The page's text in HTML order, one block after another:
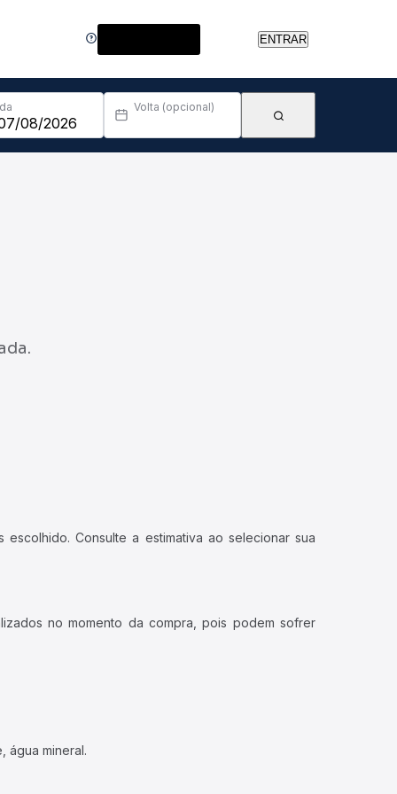
ENTRAR
Volta (opcional)
Consulte a estimativa ao selecionar sua
no momento da compra, pois podem sofrer
água mineral.